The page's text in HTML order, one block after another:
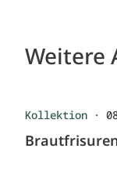
Weitere
Kollektion ·